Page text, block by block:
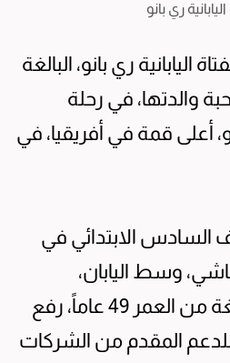
ري بانو
اليابانية ري بانو، البالغة
بصحبة والدتها، في رحلة
أعلى قمة في أفريقيا، في
السادس الابتدائي في
وسط اليابان،
ووالدتها، ناومي، البالغة من العمر 49 عاماً، رفع
المقدم من الشركات